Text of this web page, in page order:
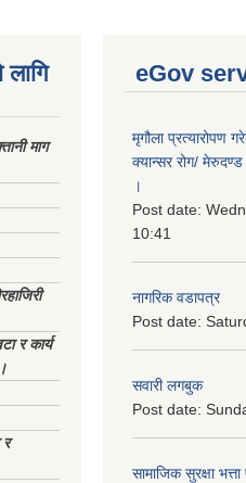
माग
र कार्य
eGov
मृगौला प्रत्यारोपण
क्यान्सर रोग/ मेरुदण्ड
।
Post date:
10:41
नागरिक वडापत्र
Post date:
सवारी लगबुक
Post date:
सामाजिक सुरक्षा